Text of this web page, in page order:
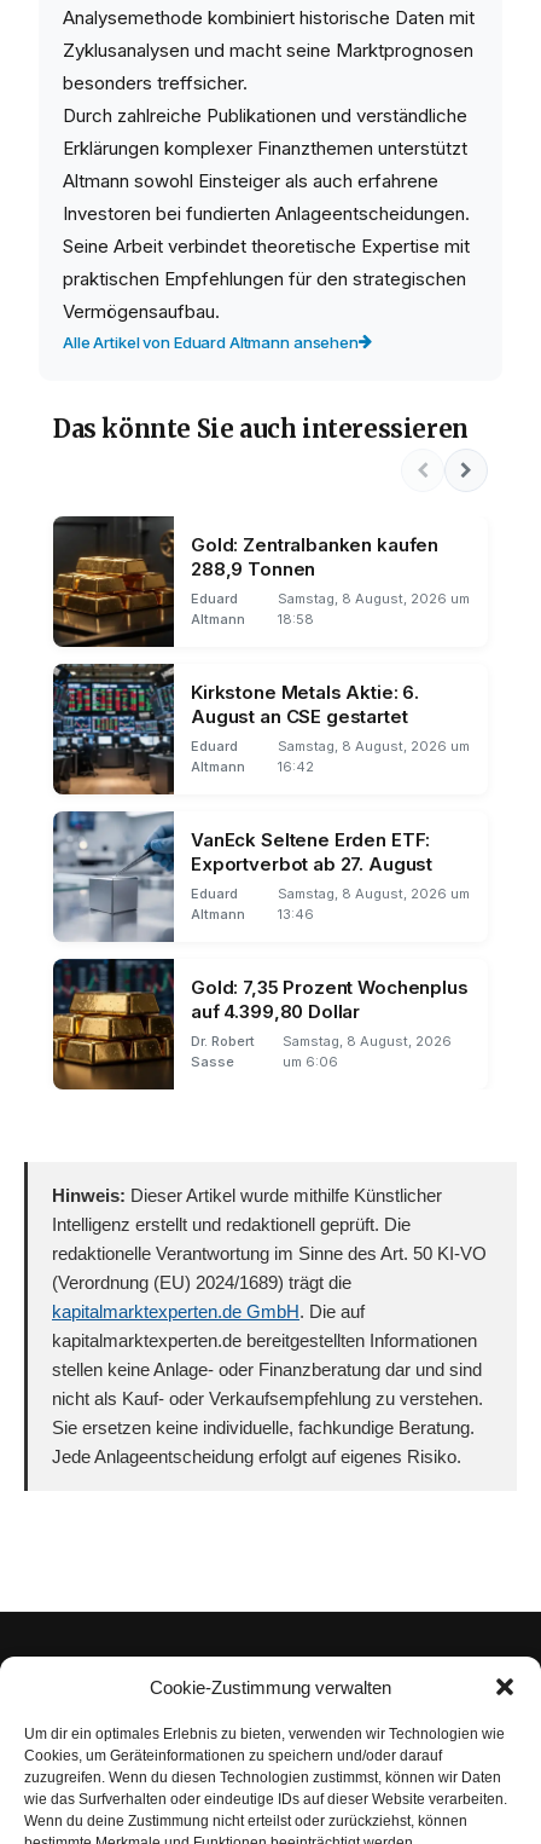
Cookie-Zustimmung verwalten
Um dir ein optimales Erlebnis zu bieten, verwenden wir Technologien wie
Cookies, um Geräteinformationen zu speichern und/oder darauf
zuzugreifen. Wenn du diesen Technologien zustimmst, können wir Daten
wie das Surfverhalten oder eindeutige IDs auf dieser Website verarbeiten.
Wenn du deine Zustimmung nicht erteilst oder zurückziehst, können
Analysemethode kombiniert historische Daten mit
Zyklusanalysen und macht seine Marktprognosen
besonders treffsicher.
Durch zahlreiche Publikationen und verständliche
Erklärungen komplexer Finanzthemen unterstützt
Altmann sowohl Einsteiger als auch erfahrene
Investoren bei fundierten Anlageentscheidungen.
Seine Arbeit verbindet theoretische Expertise mit
praktischen Empfehlungen für den strategischen
Vermögensaufbau.
Alle Artikel von Eduard Altmann ansehen
Das könnte Sie auch interessieren
Gold: Zentralbanken kaufen
288,9 Tonnen
Eduard
Altmann
Samstag, 8 August, 2026 um
18:58
Kirkstone Metals Aktie: 6.
August an CSE gestartet
Eduard
Altmann
Samstag, 8 August, 2026 um
16:42
VanEck Seltene Erden ETF:
Exportverbot ab 27. August
Eduard
Altmann
Samstag, 8 August, 2026 um
13:46
Gold: 7,35 Prozent Wochenplus
auf 4.399,80 Dollar
Dr. Robert
Sasse
Samstag, 8 August, 2026
um 6:06
Hinweis: Dieser Artikel wurde mithilfe Künstlicher
Intelligenz erstellt und redaktionell geprüft. Die
redaktionelle Verantwortung im Sinne des Art. 50 KI-VO
(Verordnung (EU) 2024/1689) trägt die
kapitalmarktexperten.de GmbH. Die auf
kapitalmarktexperten.de bereitgestellten Informationen
stellen keine Anlage- oder Finanzberatung dar und sind
nicht als Kauf- oder Verkaufsempfehlung zu verstehen.
Sie ersetzen keine individuelle, fachkundige Beratung.
Jede Anlageentscheidung erfolgt auf eigenes Risiko.
Impressum
Datenschutzerklärung
Nutzungsbedingungen | Haftungsausschluss